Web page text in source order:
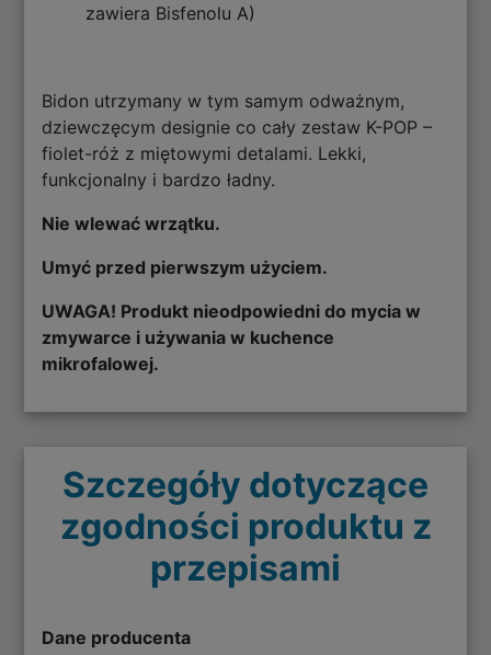
zawiera Bisfenolu A)
Bidon utrzymany w tym samym odważnym,
dziewczęcym designie co cały zestaw K-POP –
fiolet-róż z miętowymi detalami. Lekki,
funkcjonalny i bardzo ładny.
Nie wlewać wrzątku.
Umyć przed pierwszym użyciem.
UWAGA! Produkt nieodpowiedni do mycia w
zmywarce i używania w kuchence
mikrofalowej.
Szczegóły dotyczące
zgodności produktu z
przepisami
Dane producenta